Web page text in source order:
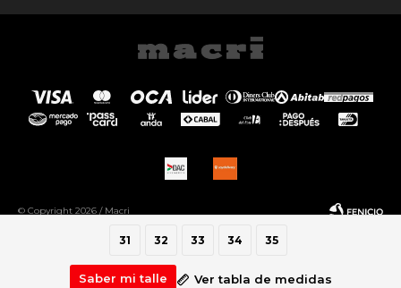
31 32 33 34 35
Saber mi talle Ver tabla de medidas
© Copyright 2026 / Macri